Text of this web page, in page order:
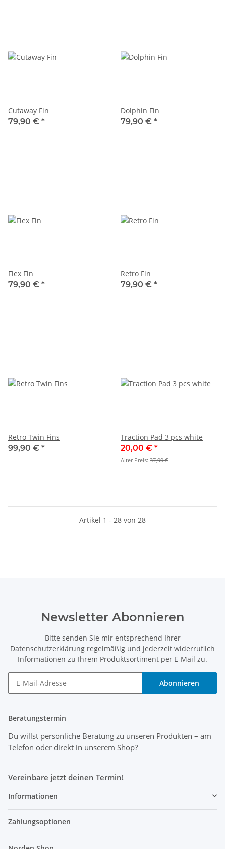
Cutaway Fin
79,90 € *
Dolphin Fin
79,90 € *
Flex Fin
79,90 € *
Retro Fin
79,90 € *
Retro Twin Fins
99,90 € *
Traction Pad 3 pcs white
20,00 € *
Alter Preis: 37,90 €
Artikel 1 - 28 von 28
Newsletter Abonnieren
Bitte senden Sie mir entsprechend Ihrer
Datenschutzerklärung regelmäßig und jederzeit widerruflich
Informationen zu Ihrem Produktsortiment per E-Mail zu.
Abonnieren
Beratungstermin
Du willst persönliche Beratung zu unseren Produkten – am
Telefon oder direkt in unserem Shop?
Vereinbare jetzt deinen Termin!
Informationen
Zahlungsoptionen